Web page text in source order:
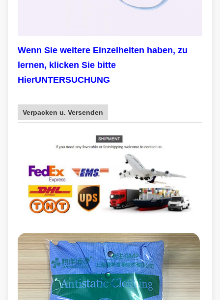
Wenn Sie weitere Einzelheiten haben, zu
lernen, klicken Sie bitte
HierUNTERSUCHUNG
Verpacken u. Versenden